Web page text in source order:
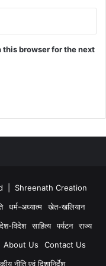
this browser for the next
| Shreenath Creation
धर्म-अध्यात्म
खेत-खलियान
विदेश साहित्य पर्यटन
राज्य
About Us
Contact Us
नीति एवं दिशानिर्देश